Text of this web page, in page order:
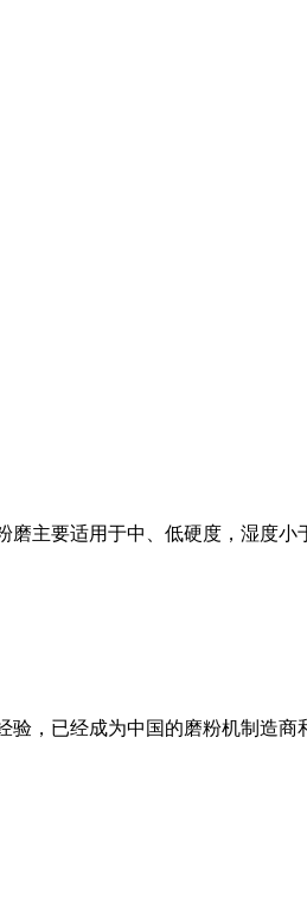
主要适用于中、低硬度，湿度
，已经成为中国的磨粉机制造